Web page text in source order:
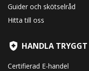
Guider och skötselråd
Hitta till oss
HANDLA TRYGGT
Certifierad E-handel